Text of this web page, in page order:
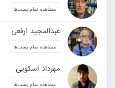
مشاهده تمام پست‌ها
عبدالمجید ارفعی
مشاهده تمام پست‌ها
مهرداد اسکویی
مشاهده تمام پست‌ها